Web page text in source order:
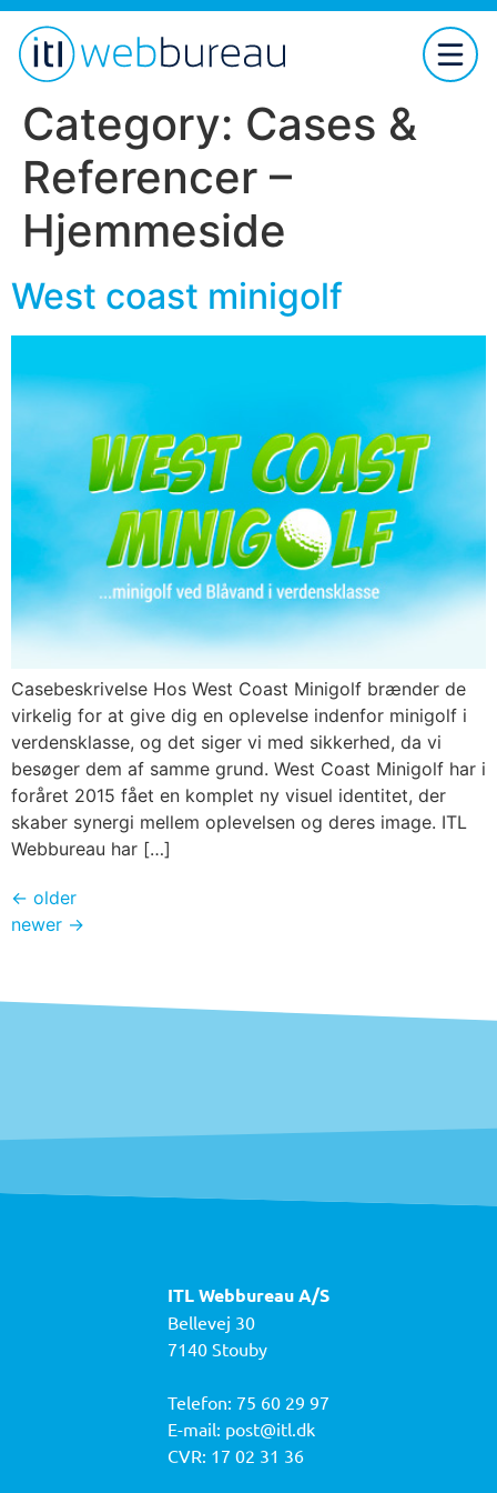
Category: Cases &
Referencer –
Hjemmeside
West coast minigolf
Casebeskrivelse Hos West Coast Minigolf brænder de
virkelig for at give dig en oplevelse indenfor minigolf i
verdensklasse, og det siger vi med sikkerhed, da vi
besøger dem af samme grund. West Coast Minigolf har i
foråret 2015 fået en komplet ny visuel identitet, der
skaber synergi mellem oplevelsen og deres image. ITL
Webbureau har […]
← older
newer →
ITL Webbureau A/S
Bellevej 30
7140 Stouby
Telefon: 75 60 29 97
E-mail: post@itl.dk
CVR: 17 02 31 36